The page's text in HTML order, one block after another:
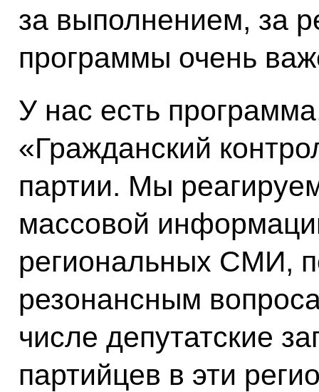
за выполнением, за
программы очень
У нас есть
«Гражданский
партии. Мы
массовой
региональных СМИ,
резонансным
числе депутатские
партийцев в эти